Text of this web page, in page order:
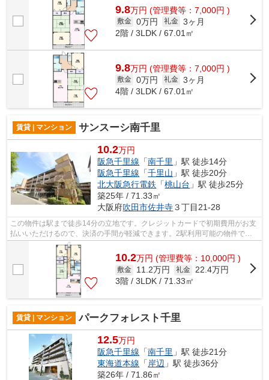
9.8万円 (管理費等：7,000円 )
敷金 0万円 礼金 3ヶ月
2階 / 3LDK / 67.01㎡
9.8万円 (管理費等：7,000円 )
敷金 0万円 礼金 3ヶ月
4階 / 3LDK / 67.01㎡
賃貸 | マンション サンスーシ南千里
10.2万円
阪急千里線 「南千里 」駅 徒歩14分
阪急千里線 「千里山 」駅 徒歩20分
北大阪急行電鉄 「桃山台 」駅 徒歩25分
築25年 / 71.33㎡
大阪府吹田市佐井寺３丁目21-28
この物件は駅まで徒歩14分の立地です。クレジットカードで初期費用がお支
払いいただけるので、決済の手間が軽減できます。2駅利用可能の物件で
す。共用部には敷地内ごみ置き場・エレベ...
10.2万円 (管理費等：10,000円 )
敷金 11.2万円 礼金 22.4万円
3階 / 3LDK / 71.33㎡
賃貸 | マンション パークフォレスト千里
12.5万円
阪急千里線 「南千里 」駅 徒歩21分
東海道本線 「岸辺 」駅 徒歩36分
築26年 / 71.86㎡